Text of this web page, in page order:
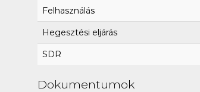
Felhasználás
Hegesztési eljárás
SDR
Dokumentumok